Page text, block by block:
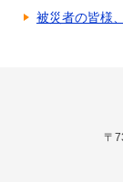
被災者の皆様
〒